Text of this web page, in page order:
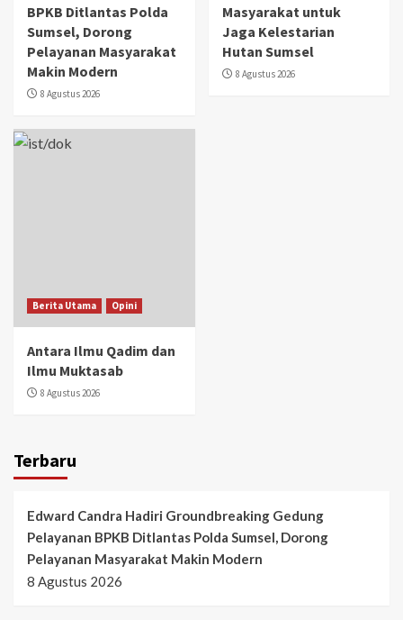
BPKB Ditlantas Polda
Sumsel, Dorong
Pelayanan Masyarakat
Makin Modern
8 Agustus 2026
Masyarakat untuk
Jaga Kelestarian
Hutan Sumsel
8 Agustus 2026
Berita Utama Opini
Antara Ilmu Qadim dan
Ilmu Muktasab
8 Agustus 2026
Terbaru
Edward Candra Hadiri Groundbreaking Gedung
Pelayanan BPKB Ditlantas Polda Sumsel, Dorong
Pelayanan Masyarakat Makin Modern
8 Agustus 2026